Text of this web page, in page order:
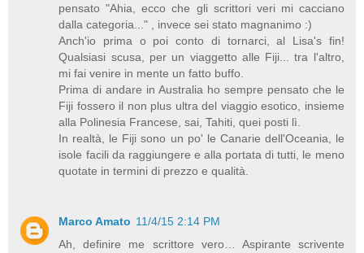
pensato "Ahia, ecco che gli scrittori veri mi cacciano
dalla categoria..." , invece sei stato magnanimo :)
Anch'io prima o poi conto di tornarci, al Lisa's fin!
Qualsiasi scusa, per un viaggetto alle Fiji... tra l'altro,
mi fai venire in mente un fatto buffo.
Prima di andare in Australia ho sempre pensato che le
Fiji fossero il non plus ultra del viaggio esotico, insieme
alla Polinesia Francese, sai, Tahiti, quei posti lì.
In realtà, le Fiji sono un po' le Canarie dell'Oceania, le
isole facili da raggiungere e alla portata di tutti, le meno
quotate in termini di prezzo e qualità.
Marco Amato 11/4/15 2:14 PM
Ah, definire me scrittore vero… Aspirante scrivente